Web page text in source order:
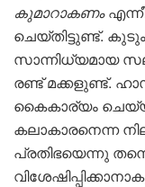
കുമാറാകണം
ചെയ്തിട്ടുണ്ട്.
സാന്നിധ്യമായ
രണ്ട് മക്കളുണ്ട്.
കൈകാര്യം
കലാകാരനെന്ന
പ്രതിഭയെന്നു